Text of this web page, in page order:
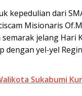
kepedulian dari
Misionaris
jelang Hari
yel-yel
Sukabumi